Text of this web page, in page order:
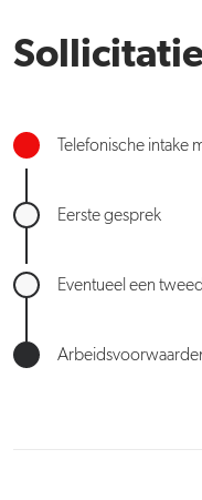
Telefonische intake
Eerste gesprek
Eventueel een